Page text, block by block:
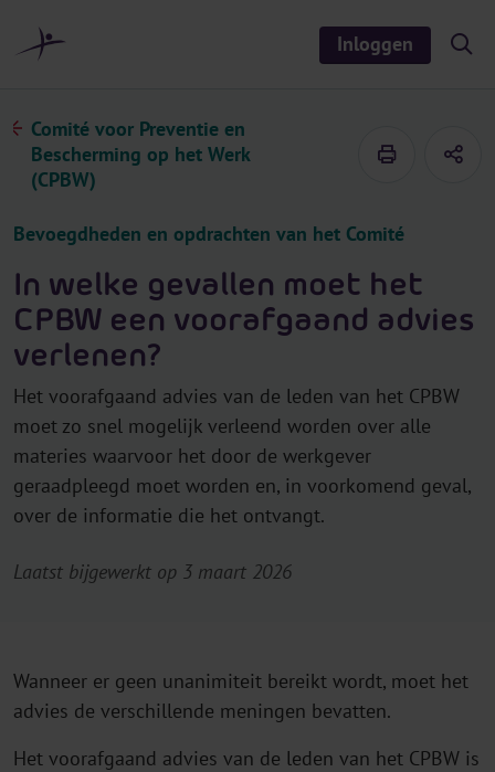
Inloggen
S
i
Comité voor Preventie en
Bescherming op het Werk
(CPBW)
Bevoegdheden en opdrachten van het Comité
In welke gevallen moet het
CPBW een voorafgaand advies
verlenen?
Het voorafgaand advies van de leden van het CPBW
moet zo snel mogelijk verleend worden over alle
materies waarvoor het door de werkgever
geraadpleegd moet worden en, in voorkomend geval,
over de informatie die het ontvangt.
Laatst bijgewerkt op 3 maart 2026
Wanneer er geen unanimiteit bereikt wordt, moet het
advies de verschillende meningen bevatten.
Het voorafgaand advies van de leden van het CPBW is